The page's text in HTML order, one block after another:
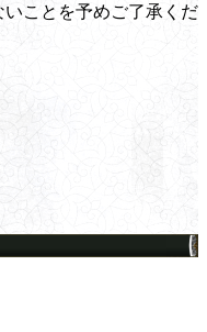
ことを予めご了承くだ